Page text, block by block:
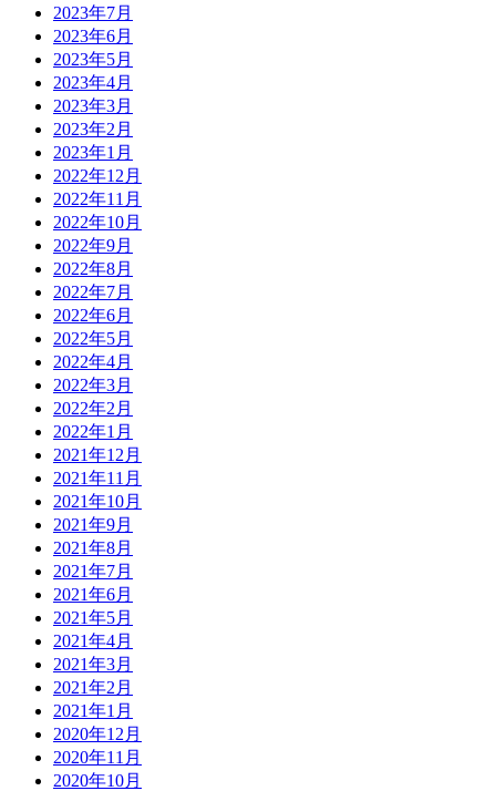
2023年7月
2023年6月
2023年5月
2023年4月
2023年3月
2023年2月
2023年1月
2022年12月
2022年11月
2022年10月
2022年9月
2022年8月
2022年7月
2022年6月
2022年5月
2022年4月
2022年3月
2022年2月
2022年1月
2021年12月
2021年11月
2021年10月
2021年9月
2021年8月
2021年7月
2021年6月
2021年5月
2021年4月
2021年3月
2021年2月
2021年1月
2020年12月
2020年11月
2020年10月